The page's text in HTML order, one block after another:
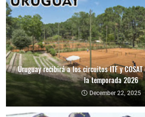
Uruguay recibirá a los circuitos ITF y
la temporada 2026
December 22, 2025